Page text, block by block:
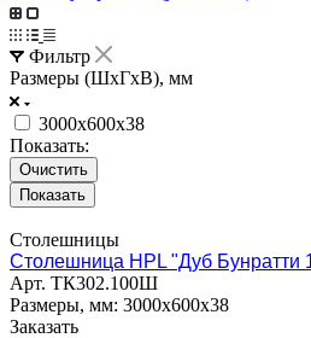
Фильтр
Размеры (ШxГxВ), мм
3000х600х38
Показать:
Очистить
Столешницы
Столешница HPL "Дуб Бунратти
Арт. ТК302.100Ш
Размеры, мм: 3000х600х38
Заказать